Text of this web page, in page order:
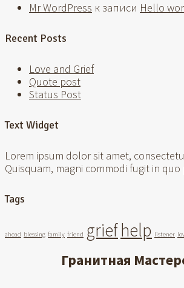
Mr WordPress к записи Hello
Recent Posts
Love and Grief
Quote post
Status Post
Text Widget
Lorem ipsum dolor sit amet,
Quisquam, magni commodi fugit in
Tags
ahead blessing family friend griefhelp listener
Гранитная